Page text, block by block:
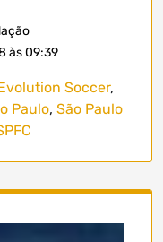
às 09:39
Soccer,
Paulo, São Paulo